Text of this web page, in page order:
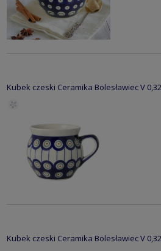
Kubek czeski Ceramika Bolesławiec V
Kubek czeski Ceramika Bolesławiec V